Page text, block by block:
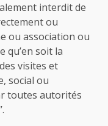
interdit de
ou
ou association ou
qu’en soit la
visites et
social ou
toutes autorités